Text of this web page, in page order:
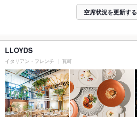
空席状況を更新する
LLOYDS
イタリアン・フレンチ 瓦町